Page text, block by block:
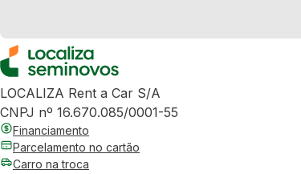
LOCALIZA Rent a Car S/A
CNPJ nº 16.670.085/0001-55
Financiamento
Parcelamento no cartão
Carro na troca